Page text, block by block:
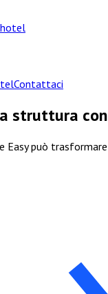
Contattaci
struttura con
Easy può